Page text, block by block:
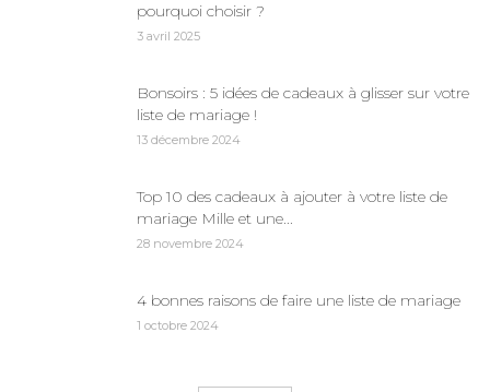
pourquoi choisir ?
3 avril 2025
Bonsoirs : 5 idées de cadeaux à glisser sur votre
liste de mariage !
13 décembre 2024
Top 10 des cadeaux à ajouter à votre liste de
mariage Mille et une...
28 novembre 2024
4 bonnes raisons de faire une liste de mariage
1 octobre 2024